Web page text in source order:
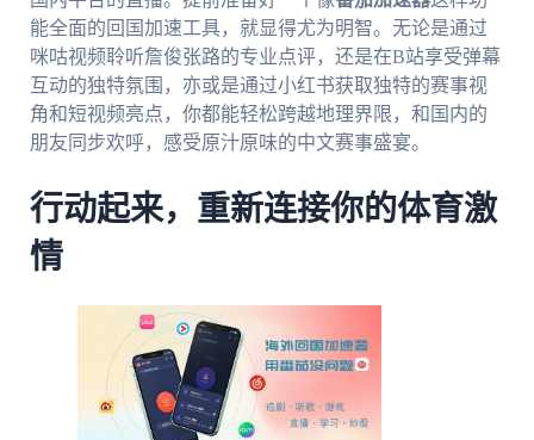
能全面的回国加速工具，就显得尤为明智。无论是通过
咪咕视频聆听詹俊张路的专业点评，还是在B站享受弹幕
互动的独特氛围，亦或是通过小红书获取独特的赛事视
角和短视频亮点，你都能轻松跨越地理界限，和国内的
朋友同步欢呼，感受原汁原味的中文赛事盛宴。
行动起来，重新连接你的体育激
情